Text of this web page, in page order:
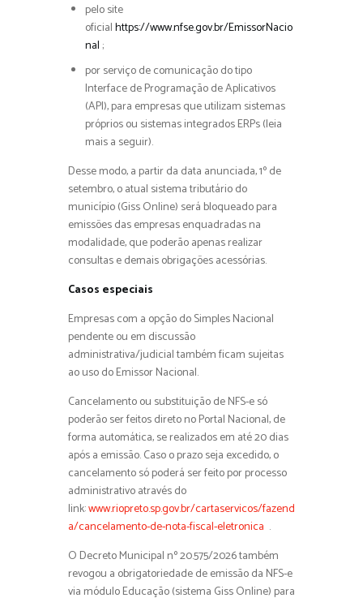
pelo site
oficialhttps://www.nfse.gov.br/EmissorNacio
nal;
por serviço de comunicação do tipo
Interface de Programação de Aplicativos
(API), para empresas que utilizam sistemas
próprios ou sistemas integrados ERPs (leia
mais a seguir).
Desse modo, a partir da data anunciada, 1º de
setembro, o atual sistema tributário do
município (Giss Online) será bloqueado para
emissões das empresas enquadradas na
modalidade, que poderão apenas realizar
consultas e demais obrigações acessórias.
Casos especiais
Empresas com a opção do Simples Nacional
pendente ou em discussão
administrativa/judicial também ficam sujeitas
ao uso do Emissor Nacional.
Cancelamento ou substituição de NFS-e só
poderão ser feitos direto no Portal Nacional, de
forma automática, se realizados em até 20 dias
após a emissão. Caso o prazo seja excedido, o
cancelamento só poderá ser feito por processo
administrativo através do
link:www.riopreto.sp.gov.br/cartaservicos/fazend
a/cancelamento-de-nota-fiscal-eletronica .
O Decreto Municipal nº 20.575/2026 também
revogou a obrigatoriedade de emissão da NFS-e
via módulo Educação (sistema Giss Online) para